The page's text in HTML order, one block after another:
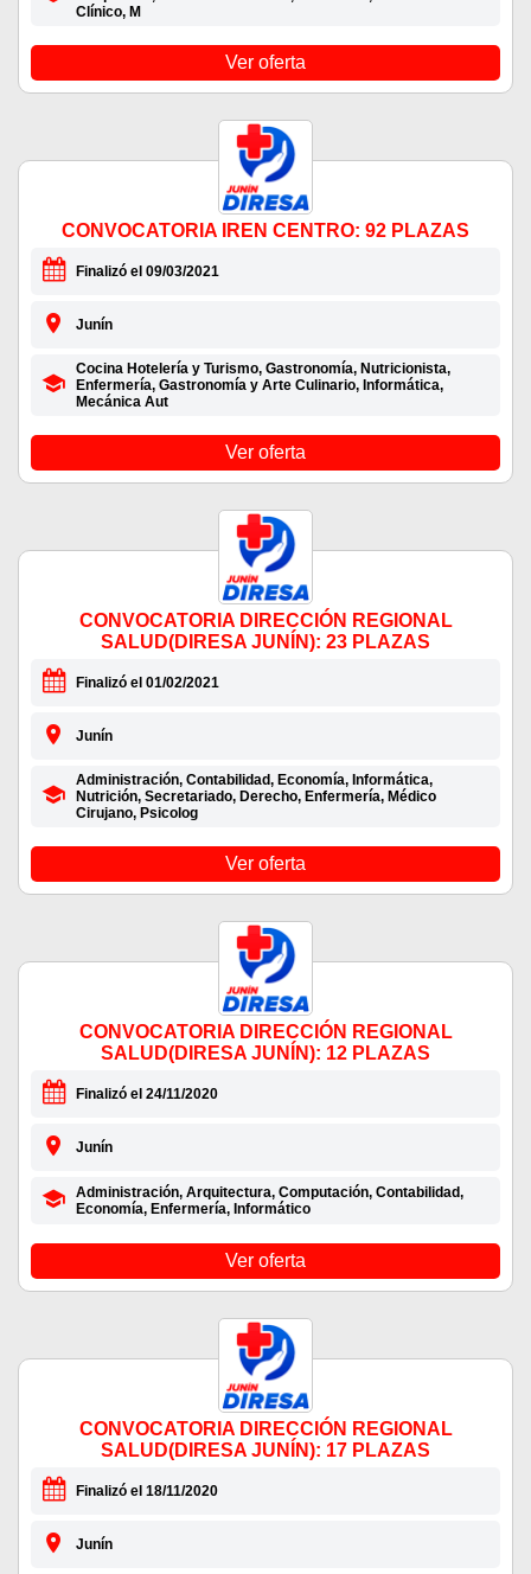
Clínico, M
Ver oferta
CONVOCATORIA IREN CENTRO: 92 PLAZAS
Finalizó el 09/03/2021
Junín
Cocina Hotelería y Turismo, Gastronomía, Nutricionista,
Enfermería, Gastronomía y Arte Culinario, Informática,
Mecánica Aut
Ver oferta
CONVOCATORIA DIRECCIÓN REGIONAL
SALUD(DIRESA JUNÍN): 23 PLAZAS
Finalizó el 01/02/2021
Junín
Administración, Contabilidad, Economía, Informática,
Nutrición, Secretariado, Derecho, Enfermería, Médico
Cirujano, Psicolog
Ver oferta
CONVOCATORIA DIRECCIÓN REGIONAL
SALUD(DIRESA JUNÍN): 12 PLAZAS
Finalizó el 24/11/2020
Junín
Administración, Arquitectura, Computación, Contabilidad,
Economía, Enfermería, Informático
Ver oferta
CONVOCATORIA DIRECCIÓN REGIONAL
SALUD(DIRESA JUNÍN): 17 PLAZAS
Finalizó el 18/11/2020
Junín